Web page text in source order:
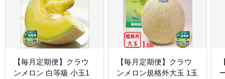
【毎月定期便】クラウ
ンメロン 白等級 小玉1
【毎月定期便】クラウ
ンメロン規格外大玉 1玉